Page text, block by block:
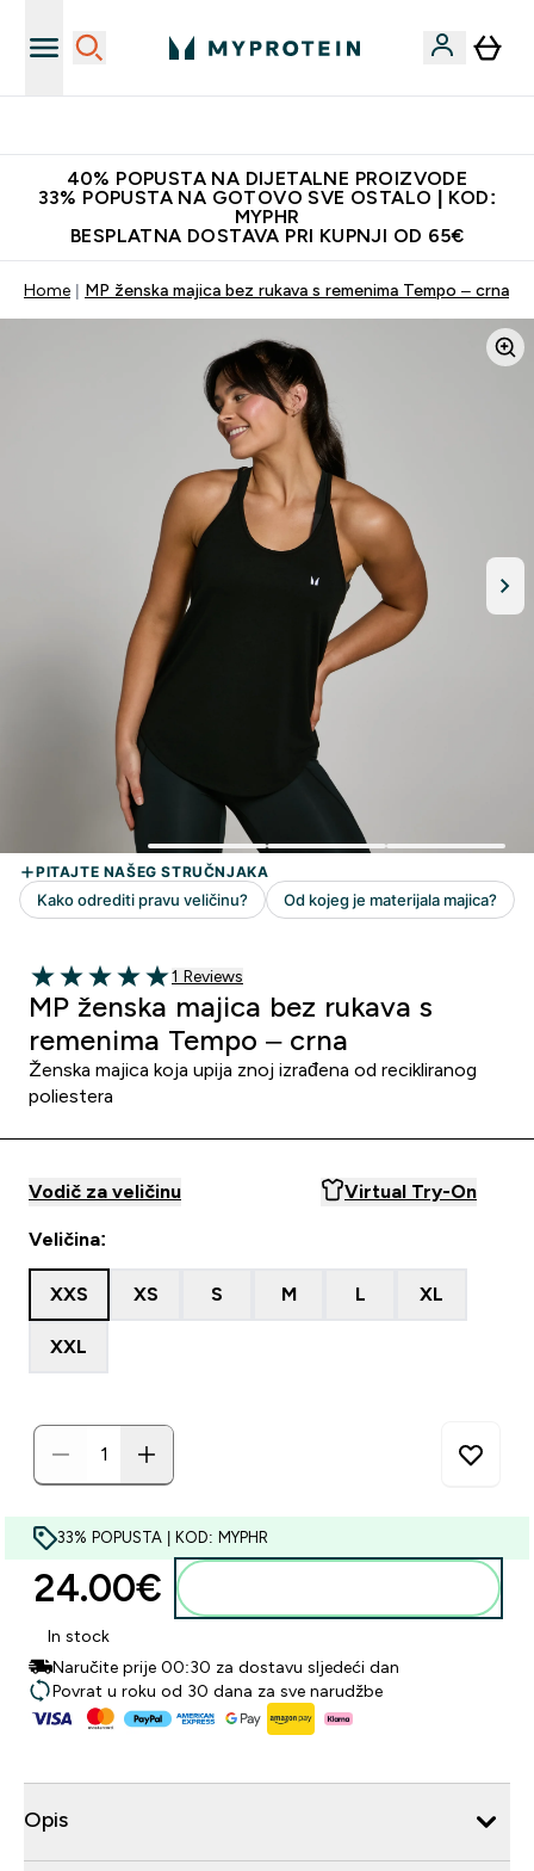
40% POPUSTA NA DIJETALNE PROIZVODE
33% POPUSTA NA GOTOVO SVE OSTALO | KOD:
MYPHR
BESPLATNA DOSTAVA PRI KUPNJI OD 65€
Home MP ženska majica bez rukava s remenima Tempo – crna
5 out of 5 stars
1 customer reviews
1 Reviews
MP ženska majica bez rukava s
remenima Tempo – crna
Ženska majica koja upija znoj izrađena od recikliranog
poliestera
Vodič za veličinu Virtual Try-On
Veličina:
XXS XS S M L XL
XXL
33% POPUSTA | KOD: MYPHR
24.00€‎
In stock
Naručite prije 00:30 za dostavu sljedeći dan
Povrat u roku od 30 dana za sve narudžbe
Opis